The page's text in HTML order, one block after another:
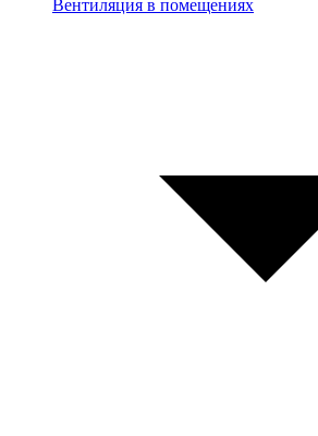
Вентиляция в помещениях